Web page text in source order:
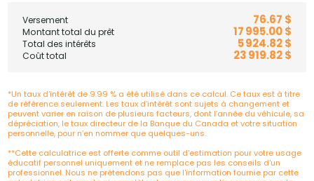
Versement 76.67 $
Montant total du prêt 17 995.00 $
Total des intérêts 5 924.82 $
Coût total 23 919.82 $
*Un taux d’intérêt de 9.99 % a été utilisé dans ce calcul. Ce taux est à titre
de référence seulement. Les taux d’intérêt sont sujets à changement et
peuvent varier en raison de plusieurs facteurs, dont l’année du véhicule, sa
dépréciation, le taux directeur de la Banque du Canada et votre situation
personnelle, pour n’en nommer que quelques-uns.
**Cette calculatrice est offerte comme outil d'estimation pour votre usage
éducatif personnel uniquement et ne remplace pas les conseils d'un
professionnel. Nous ne prétendons pas que l'information fournie par cette